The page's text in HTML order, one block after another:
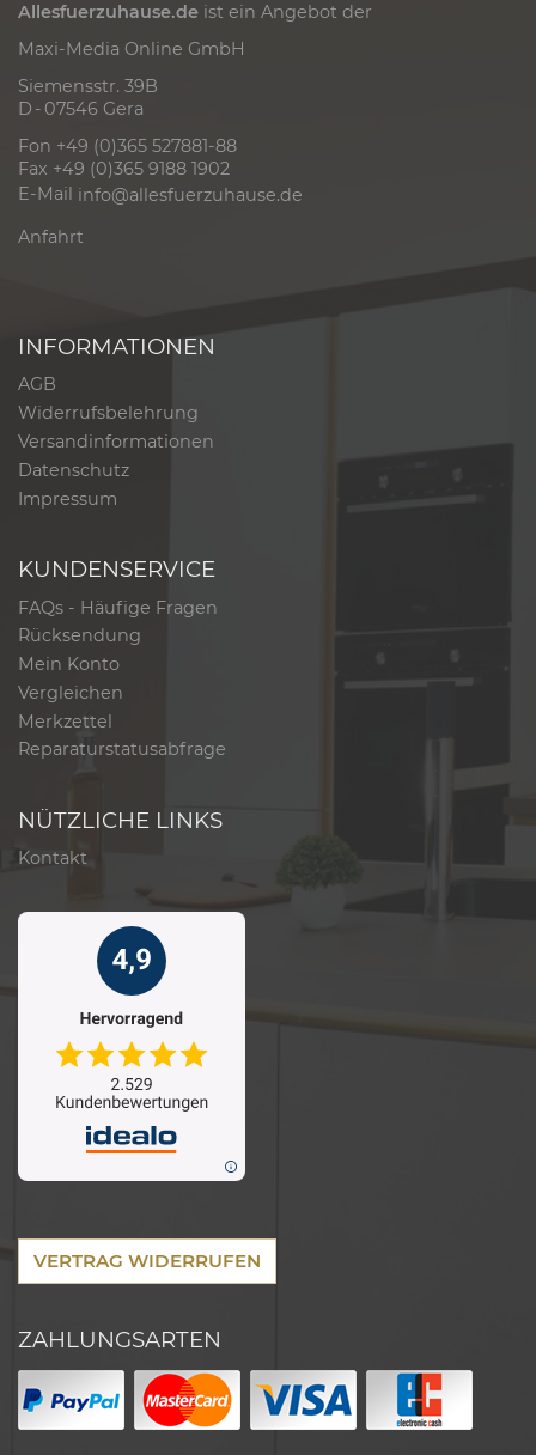
Allesfuerzuhause.de ist ein Angebot der
Maxi-Media Online GmbH
Siemensstr. 39B
D - 07546 Gera
Fon +49 (0)365 527881-88
Fax +49 (0)365 9188 1902
E-Mail info@allesfuerzuhause.de
Anfahrt
INFORMATIONEN
AGB
Widerrufsbelehrung
Versandinformationen
Datenschutz
Impressum
KUNDENSERVICE
FAQs - Häufige Fragen
Rücksendung
Mein Konto
Vergleichen
Merkzettel
Reparaturstatusabfrage
NÜTZLICHE LINKS
Kontakt
VERTRAG WIDERRUFEN
ZAHLUNGSARTEN